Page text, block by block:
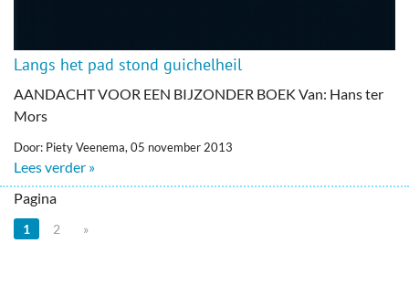
Langs het pad stond guichelheil
AANDACHT VOOR EEN BIJZONDER BOEK Van: Hans ter
Mors
Door: Piety Veenema, 05 november 2013
Lees verder »
Pagina
1 2 »